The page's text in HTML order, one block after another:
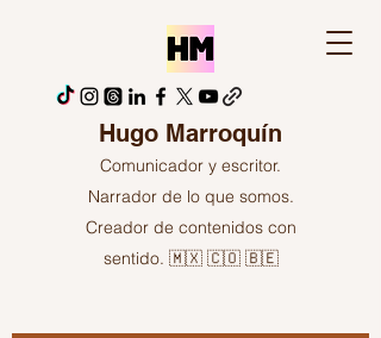
Hugo Marroquín
Comunicador y escritor.
Narrador de lo que somos.
Creador de contenidos con
sentido. 🇲🇽 🇨🇴 🇧🇪